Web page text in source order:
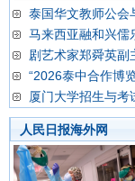
泰国华文教师公会
马来西亚融和兴儒
剧艺术家郑舜英副
“2026泰中合作博
厦门大学招生与
人民日报海外网